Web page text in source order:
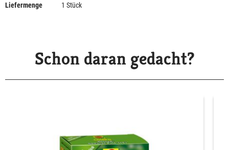
Liefermenge
1 Stück
Schon daran gedacht?